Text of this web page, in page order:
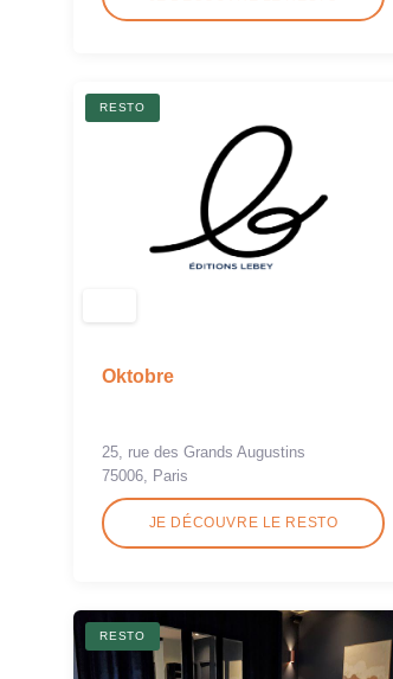
RESTO
Oktobre
25, rue des Grands Augustins
75006, Paris
JE DÉCOUVRE LE RESTO
RESTO